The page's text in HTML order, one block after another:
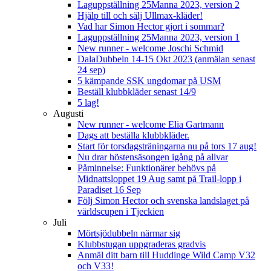
Laguppställning 25Manna 2023, version 2
Hjälp till och sälj Ullmax-kläder!
Vad har Simon Hector gjort i sommar?
Laguppställning 25Manna 2023, version 1
New runner - welcome Joschi Schmid
DalaDubbeln 14-15 Okt 2023 (anmälan senast
24 sep)
5 kämpande SSK ungdomar på USM
Beställ klubbkläder senast 14/9
5 lag!
Augusti
New runner - welcome Elia Gartmann
Dags att beställa klubbkläder.
Start för torsdagsträningarna nu på tors 17 aug!
Nu drar höstensäsongen igång på allvar
Påminnelse: Funktionärer behövs på
Midnattsloppet 19 Aug samt på Trail-lopp i
Paradiset 16 Sep
Följ Simon Hector och svenska landslaget på
världscupen i Tjeckien
Juli
Mörtsjödubbeln närmar sig
Klubbstugan uppgraderas gradvis
Anmäl ditt barn till Huddinge Wild Camp V32
och V33!